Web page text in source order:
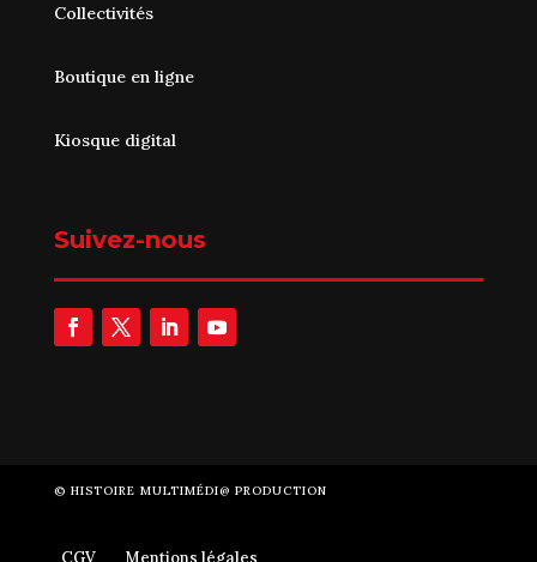
Collectivités
Boutique en ligne
Kiosque digital
Suivez-nous
© HISTOIRE MULTIMÉDI@ PRODUCTION
CGV Mentions légales